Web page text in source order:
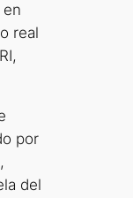
real
por
del